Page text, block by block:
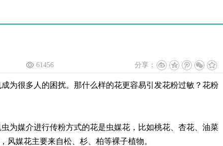
61456 分享：
为很多人的困扰。那什么样的花更容易引发花粉过敏？花粉
为媒介进行传粉方式的花是虫媒花，比如桃花、杏花、油菜
风媒花主要来自松、杉、柏等裸子植物。